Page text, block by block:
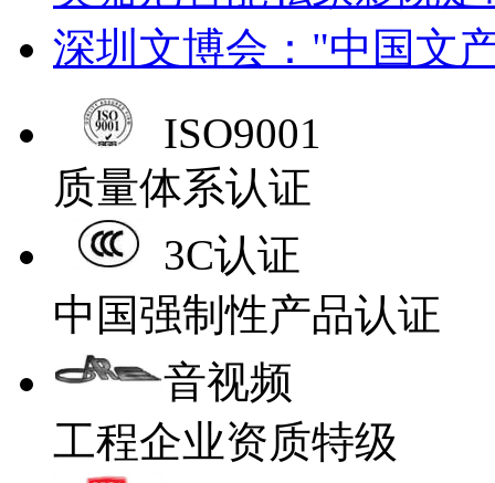
深圳文博会："中国文
ISO9001
质量体系认证
3C认证
中国强制性产品认证
音视频
工程企业资质特级